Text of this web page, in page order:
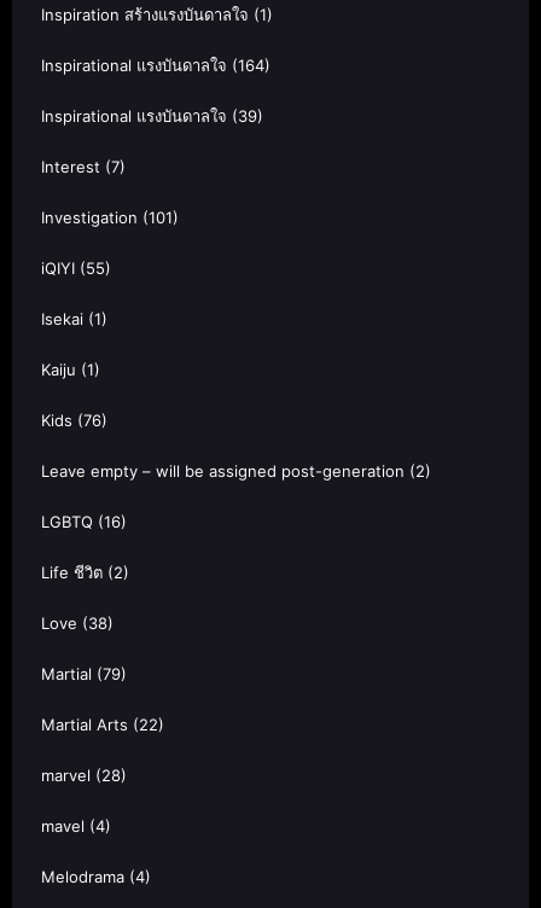
Inspiration สร้างแรงบันดาลใจ (1)
Inspirational แรงบันดาลใจ (164)
Inspirational แรงบันดาลใจ (39)
Interest (7)
Investigation (101)
iQIYI (55)
Isekai (1)
Kaiju (1)
Kids (76)
Leave empty – will be assigned post-generation (2)
LGBTQ (16)
Life ชีวิต (2)
Love (38)
Martial (79)
Martial Arts (22)
marvel (28)
mavel (4)
Melodrama (4)